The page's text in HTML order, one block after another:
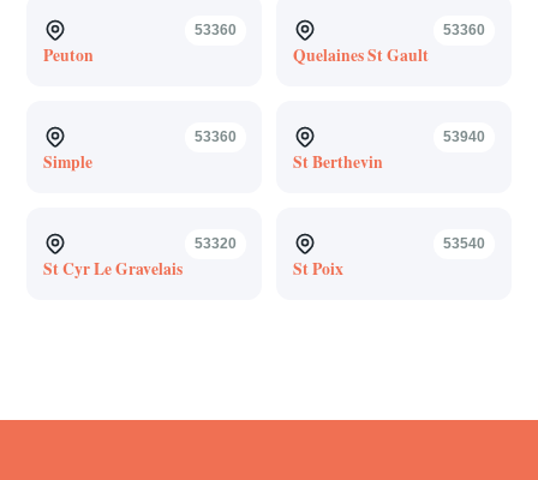
53360
Peuton
53360
Quelaines St Gault
53360
Simple
53940
St Berthevin
53320
St Cyr Le Gravelais
53540
St Poix